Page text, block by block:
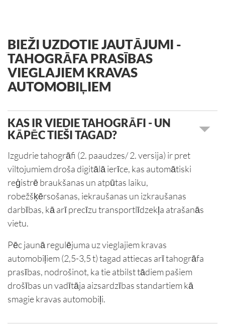
BIEŽI UZDOTIE JAUTĀJUMI -
TAHOGRĀFA PRASĪBAS
VIEGLAJIEM KRAVAS
AUTOMOBIĻIEM
KAS IR VIEDIE TAHOGRĀFI - UN
KĀPĒC TIEŠI TAGAD?
Izgudrie tahogrāfi (2. paaudzes/ 2. versija) ir pret
viltojumiem droša digitālā ierīce, kas automātiski
reģistrē braukšanas un atpūtas laiku,
robežšķērsošanas, iekraušanas un izkraušanas
darbības, kā arī precīzu transportlīdzekļa atrašanās
vietu.
Pēc jaunā regulējuma uz vieglajiem kravas
automobiļiem (2,5-3,5 t) tagad attiecas arī tahogrāfa
prasības, nodrošinot, ka tie atbilst tādiem pašiem
drošības un vadītāja aizsardzības standartiem kā
smagie kravas automobiļi.